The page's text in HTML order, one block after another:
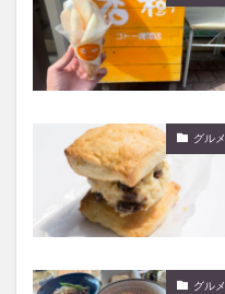
グルメ
グルメ